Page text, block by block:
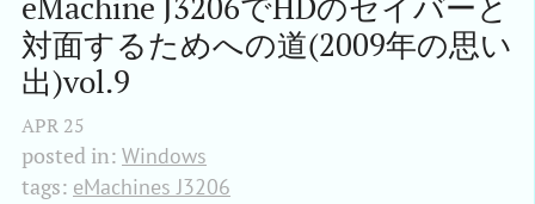
対面するためへの道(2009年の思い
出)vol.9
APR 25
posted in: Windows
tags: eMachines J3206